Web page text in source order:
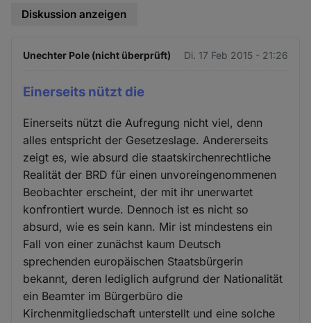
Diskussion anzeigen
Unechter Pole (nicht überprüft) Di. 17 Feb 2015 - 21:26
Einerseits nützt die
Einerseits nützt die Aufregung nicht viel, denn
alles entspricht der Gesetzeslage. Andererseits
zeigt es, wie absurd die staatskirchenrechtliche
Realität der BRD für einen unvoreingenommenen
Beobachter erscheint, der mit ihr unerwartet
konfrontiert wurde. Dennoch ist es nicht so
absurd, wie es sein kann. Mir ist mindestens ein
Fall von einer zunächst kaum Deutsch
sprechenden europäischen Staatsbürgerin
bekannt, deren lediglich aufgrund der Nationalität
ein Beamter im Bürgerbüro die
Kirchenmitgliedschaft unterstellt und eine solche